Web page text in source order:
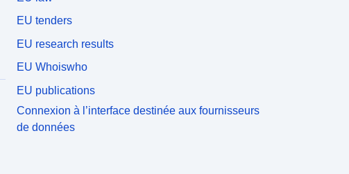
EU tenders
EU research results
EU Whoiswho
EU publications
Connexion à l’interface destinée aux fournisseurs
de données